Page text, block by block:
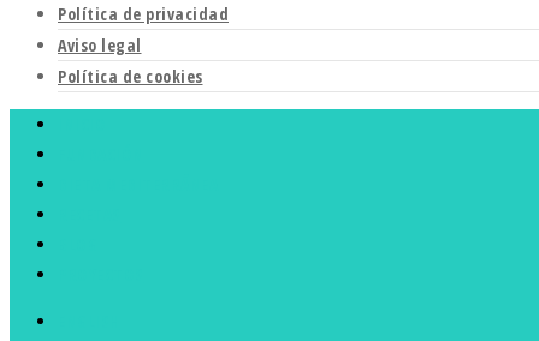
Política de privacidad
Aviso legal
Política de cookies